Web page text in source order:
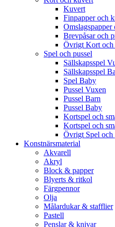
Kuvert
Finpapper och
Omslagspapper
Brevpåsar och
Övrigt Kort och
Spel och pussel
Sällskapsspel
Sällskapsspel
Spel Baby
Pussel Vuxen
Pussel Barn
Pussel Baby
Kortspel och
Kortspel och
Övrigt Spel och
Konstnärsmaterial
Akvarell
Akryl
Block & papper
Blyerts & ritkol
Färgpennor
Olja
Målardukar & stafflier
Pastell
Penslar & knivar